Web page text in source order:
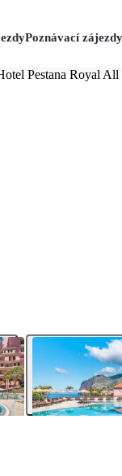
Poznávací zájezdy
Pestana Royal